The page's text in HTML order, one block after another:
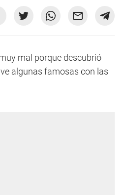
mal porque descubrió
algunas famosas con las